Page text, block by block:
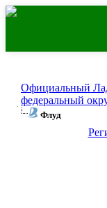
Официальный
федеральный
Флуд